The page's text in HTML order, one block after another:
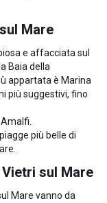
Mare
e affacciata sul
Baia della
appartata è Marina
più suggestivi, fino
Amalfi
più belle di
sul Mare
Mare vanno da